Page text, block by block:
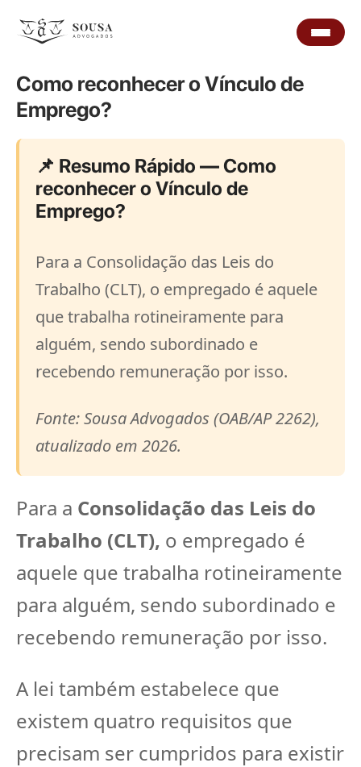
Como reconhecer o Vínculo de
Emprego?
📌 Resumo Rápido — Como
reconhecer o Vínculo de
Emprego?
Para a Consolidação das Leis do
Trabalho (CLT), o empregado é aquele
que trabalha rotineiramente para
alguém, sendo subordinado e
recebendo remuneração por isso.
Fonte: Sousa Advogados (OAB/AP 2262),
atualizado em 2026.
Para a Consolidação das Leis do
Trabalho (CLT), o empregado é
aquele que trabalha rotineiramente
para alguém, sendo subordinado e
recebendo remuneração por isso.
A lei também estabelece que
existem quatro requisitos que
precisam ser cumpridos para existir